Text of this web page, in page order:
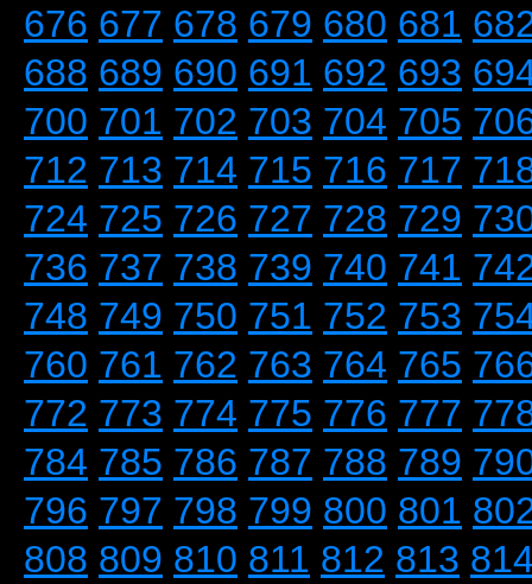
676 677 678 679 680 681
688 689 690 691 692 693
700 701 702 703 704 705
712 713 714 715 716 717
724 725 726 727 728 729
736 737 738 739 740 741
748 749 750 751 752 753
760 761 762 763 764 765
772 773 774 775 776 777
784 785 786 787 788 789
796 797 798 799 800 801
808 809 810 811 812 813